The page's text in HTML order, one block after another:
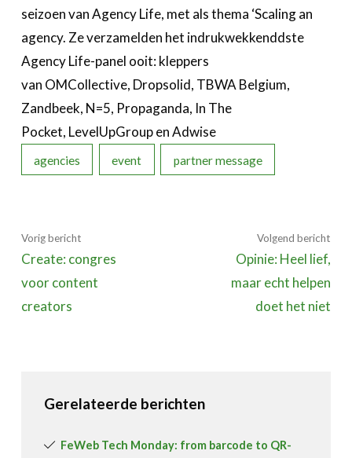
seizoen van Agency Life, met als thema ‘Scaling an
agency. Ze verzamelden het indrukwekkenddste
Agency Life-panel ooit: kleppers
van OMCollective, Dropsolid, TBWA Belgium,
Zandbeek, N=5, Propaganda, In The
Pocket, LevelUpGroup en Adwise
agencies event partner message
Vorig bericht
Create: congres
voor content
creators
Volgend bericht
Opinie: Heel lief,
maar echt helpen
doet het niet
Gerelateerde berichten
FeWeb Tech Monday: from barcode to QR-